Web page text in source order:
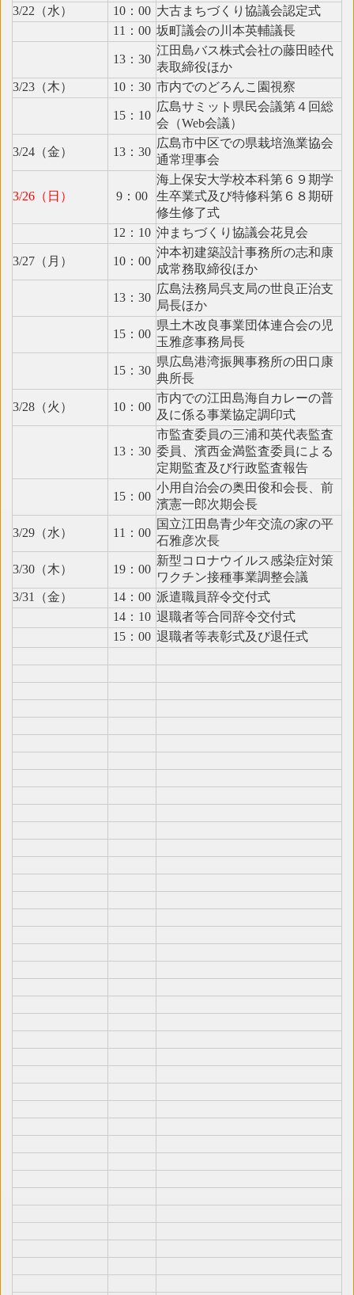
3/22（水） 10：00 大古まちづくり協議会認定式
11：00 坂町議会の川本英輔議長
13：30
江田島バス株式会社の藤田睦代
表取締役ほか
3/23（木）
10：30 市内でのどろんこ園視察
15：10
広島サミット県民会議第４回総
会（Web会議）
3/24（金） 13：30
広島市中区での県栽培漁業協会
通常理事会
3/26（日） 9：00
海上保安大学校本科第６９期学
生卒業式及び特修科第６８期研
修生修了式
12：10 沖まちづくり協議会花見会
3/27（月） 10：00
沖本初建築設計事務所の志和康
成常務取締役ほか
13：30
広島法務局呉支局の世良正治支
局長ほか
15：00
県土木改良事業団体連合会の児
玉雅彦事務局長
15：30
県広島港湾振興事務所の田口康
典所長
3/28（火） 10：00
市内での江田島海自カレーの普
及に係る事業協定調印式
13：30
市監査委員の三浦和英代表監査
委員、濱西金満監査委員による
定期監査及び行政監査報告
15：00
小用自治会の奥田俊和会長、前
濱憲一郎次期会長
3/29（水） 11：00
国立江田島青少年交流の家の平
石雅彦次長
3/30（木） 19：00
新型コロナウイルス感染症対策
ワクチン接種事業調整会議
3/31（金）
14：00 派遣職員辞令交付式
14：10 退職者等合同辞令交付式
15：00 退職者等表彰式及び退任式